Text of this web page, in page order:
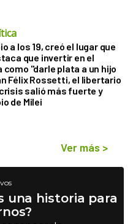
a los 19, creó el lugar que
que invertir en el
"darle plata a un hijo
Félix Rossetti, el libertario
salió más fuerte y
de Milei
Ver más >
una historia para